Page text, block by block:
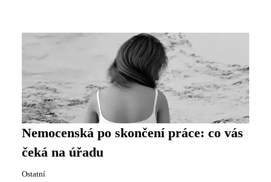
Nemocenská po skončení práce: co vás
čeká na úřadu
Ostatní